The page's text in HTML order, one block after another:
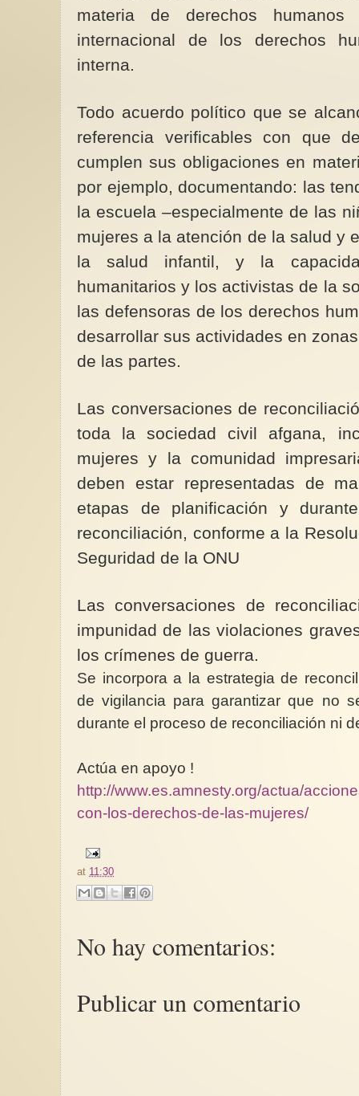
materia de derechos
internacional de los derechos
interna.
Todo acuerdo político que se
referencia verificables con que
cumplen sus obligaciones en
por ejemplo, documentando: las
la escuela –especialmente de las
mujeres a la atención de la salud y
la salud infantil, y la
humanitarios y los activistas de la
las defensoras de los derechos
desarrollar sus actividades en
de las partes.
Las conversaciones de
toda la sociedad civil afgana,
mujeres y la comunidad
deben estar representadas de
etapas de planificación y
reconciliación, conforme a la
Seguridad de la ONU
Las conversaciones de
impunidad de las violaciones
los crímenes de guerra.
Se incorpora a la estrategia de
de vigilancia para garantizar que no
durante el proceso de reconciliación ni
Actúa en apoyo !
http://www.es.amnesty.org/actua/
con-los-derechos-de-las-mujeres/
at 11:30
No hay comentarios:
Publicar un comentario
del Terror. Otro
lucha sufragista